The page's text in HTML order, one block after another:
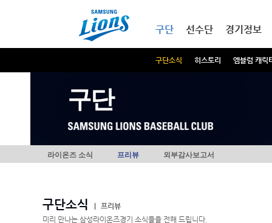
구단
구단소식 히스토리 엠블럼 캐릭
선수단 경기정보
구단
라이온즈 소식 프리뷰 외부감사보고서
구단소식
프리뷰
미리 만나는 삼성라이온즈경기 소식들을 전해 드립니다.